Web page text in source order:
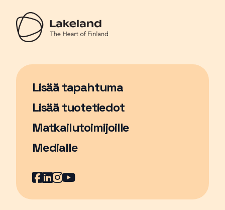
Lisää tapahtuma
Sivu avautuu uudessa ikkunassa
Lisää tuotetiedot
Matkailutoimijoille
Medialle
Facebook
Sivu avautuu uudessa ikkunassa
LinkedIn
Sivu avautuu uudessa ikkunassa
Instagram
Sivu avautuu uudessa
YouTube
Sivu avautuu uudessa